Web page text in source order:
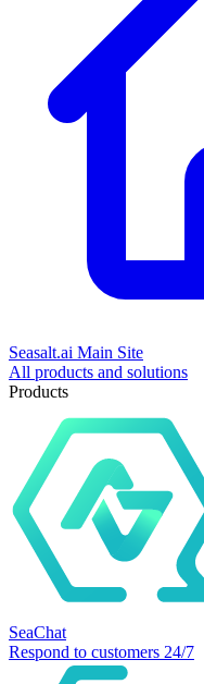
Seasalt.ai Main Site
All products and solutions
Products
SeaChat
Respond to customers 24/7